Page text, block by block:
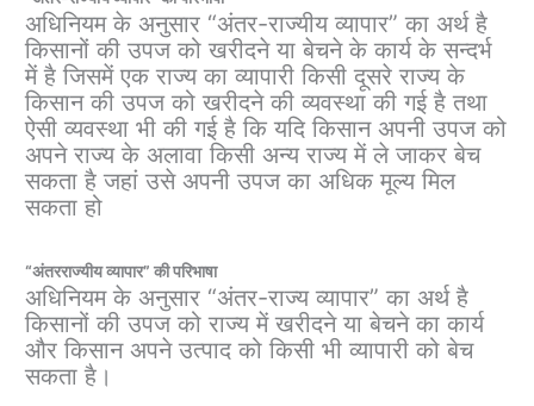
अधिनियम के अनुसार “अंतर-राज्यीय व्यापार” का अर्थ है
किसानों की उपज को खरीदने या बेचने के कार्य के सन्दर्भ
में है जिसमें एक राज्य का व्यापारी किसी दूसरे राज्य के
किसान की उपज को खरीदने की व्यवस्था की गई है तथा
ऐसी व्यवस्था भी की गई है कि यदि किसान अपनी उपज को
अपने राज्य के अलावा किसी अन्य राज्य में ले जाकर बेच
सकता है जहां उसे अपनी उपज का अधिक मूल्य मिल
सकता हो
“अंतरराज्यीय व्यापार” की परिभाषा
अधिनियम के अनुसार “अंतर-राज्य व्यापार” का अर्थ है
किसानों की उपज को राज्य में खरीदने या बेचने का कार्य
और किसान अपने उत्पाद को किसी भी व्यापारी को बेच
सकता है।